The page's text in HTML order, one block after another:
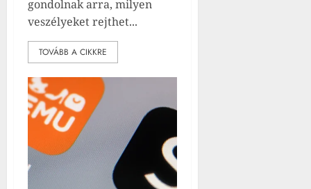
gondolnak arra, milyen
veszélyeket rejthet...
TOVÁBB A CIKKRE